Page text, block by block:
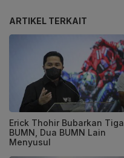
ARTIKEL TERKAIT
Erick Thohir Bubarkan Tiga
BUMN, Dua BUMN Lain
Menyusul